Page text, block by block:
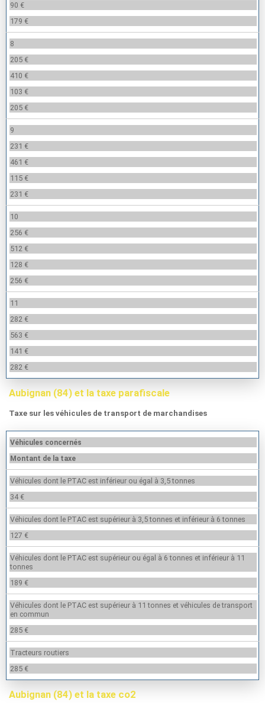
90 €
179 €
8
205 €
410 €
103 €
205 €
9
231 €
461 €
115 €
231 €
10
256 €
512 €
128 €
256 €
11
282 €
563 €
141 €
282 €
Aubignan (84) et la taxe parafiscale
Taxe sur les véhicules de transport de marchandises
Véhicules concernés
Montant de la taxe
Véhicules dont le PTAC est inférieur ou égal à 3,5 tonnes
34 €
Véhicules dont le PTAC est supérieur à 3,5 tonnes et inférieur à 6 tonnes
127 €
Véhicules dont le PTAC est supérieur ou égal à 6 tonnes et inférieur à 11
tonnes
189 €
Véhicules dont le PTAC est supérieur à 11 tonnes et véhicules de transport
en commun
285 €
Tracteurs routiers
285 €
Aubignan (84) et la taxe co2